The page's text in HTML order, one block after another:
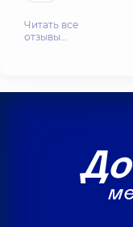
Читать все
отзывы…